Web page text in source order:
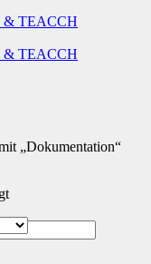
„Dokumentation“